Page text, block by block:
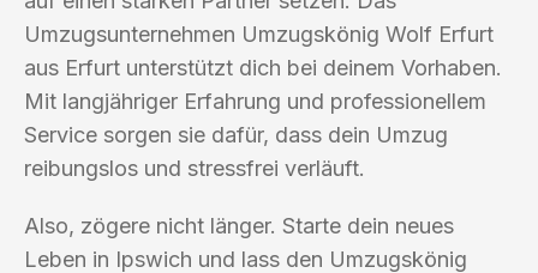
Umzugsunternehmen Umzugskönig Wolf Erfurt
aus Erfurt unterstützt dich bei deinem Vorhaben.
Mit langjähriger Erfahrung und professionellem
Service sorgen sie dafür, dass dein Umzug
reibungslos und stressfrei verläuft.
Also, zögere nicht länger. Starte dein neues
Leben in Ipswich und lass den Umzugskönig